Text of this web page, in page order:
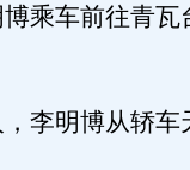
车前往青瓦
明博从轿车